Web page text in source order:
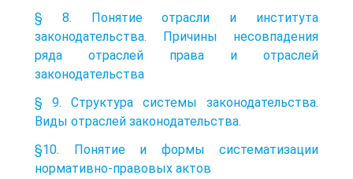
§ 8. Понятие отрасли и института
законодательства. Причины несовпадения
ряда отраслей права и отраслей
законодательства
§ 9. Структура системы законодательства.
Виды отраслей законодательства.
§10. Понятие и формы систематизации
нормативно-правовых актов